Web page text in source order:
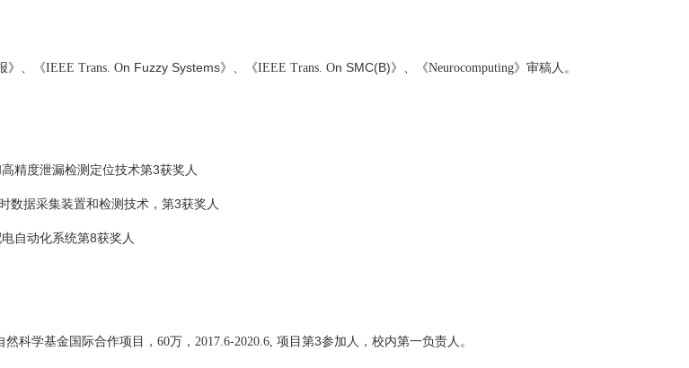
》、《IEEE Trans. On Fuzzy Systems》、《IEEE Trans. On SMC(B)》、《Neurocomputing》审稿人。
精度泄漏检测定位技术第3获奖人
数据采集装置和检测技术， 第3获奖人
电自动化系统第8获奖人
然科学基金国际合作项目， 60万， 2017.6-2020.6, 项目第3参加人，校内第一负责人。